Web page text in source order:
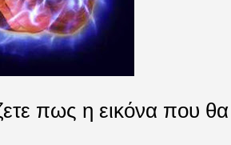
πως η εικόνα που θα